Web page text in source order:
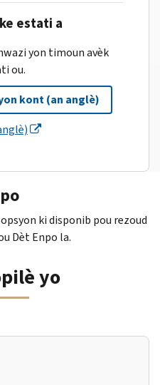
estati a
yon timoun avèk
ou.
kont (an anglè)
ki disponib pou rezoud
Dèt Enpo la.
yo